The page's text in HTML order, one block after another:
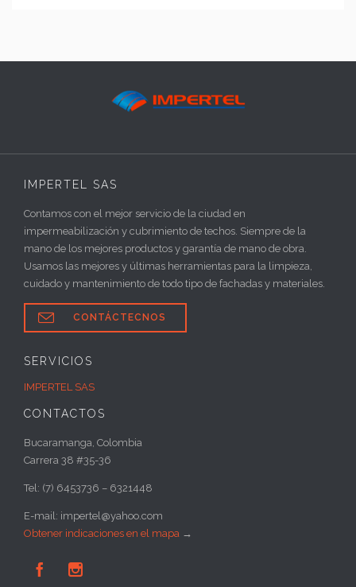
IMPERTEL SAS
Contamos con el mejor servicio de la ciudad en
impermeabilización y cubrimiento de techos. Siempre de la
mano de los mejores productos y garantía de mano de obra.
Usamos las mejores y últimas herramientas para la limpieza,
cuidado y mantenimiento de todo tipo de fachadas y materiales.
 CONTÁCTECNOS
SERVICIOS
IMPERTEL SAS
CONTACTOS
Bucaramanga, Colombia
Carrera 38 #35-36
Tel: (7) 6453736 – 6321448
E-mail: impertel@yahoo.com
Obtener indicaciones en el mapa →
 